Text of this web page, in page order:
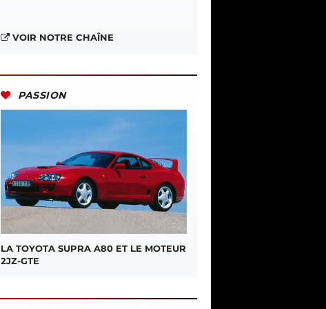
VOIR NOTRE CHAÎNE
PASSION
LA TOYOTA SUPRA A80 ET LE MOTEUR
2JZ-GTE